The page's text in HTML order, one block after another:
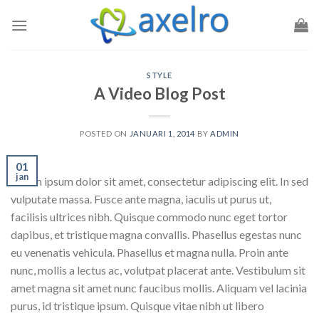
STYLE
A Video Blog Post
POSTED ON JANUARI 1, 2014 BY ADMIN
01
jan
Lorem ipsum dolor sit amet, consectetur adipiscing elit. In sed
vulputate massa. Fusce ante magna, iaculis ut purus ut,
facilisis ultrices nibh. Quisque commodo nunc eget tortor
dapibus, et tristique magna convallis. Phasellus egestas nunc
eu venenatis vehicula. Phasellus et magna nulla. Proin ante
nunc, mollis a lectus ac, volutpat placerat ante. Vestibulum sit
amet magna sit amet nunc faucibus mollis. Aliquam vel lacinia
purus, id tristique ipsum. Quisque vitae nibh ut libero